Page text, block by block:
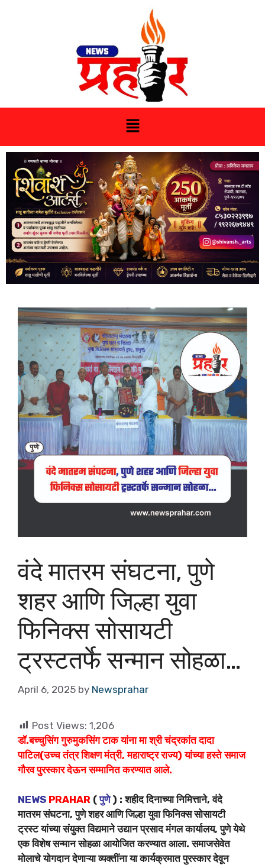
वंदे मातरम संघटना, पुणे
शहर आणि जिल्हा युवा
फिनिक्स सोसायटी
ट्रस्टतर्फे सन्मान सोहळा…
April 6, 2025 by Newsprahar
Post Views: 1,206
डॉ.बच्चुसिंग गुरुमुकसिंग टाक यांना मा श्री चंद्रकांत दादा
पाटिल(उच्च तंत्र शिक्षण मंत्री, महाराष्ट्र राज्य) यांच्या हस्ते समाज
गौरव पुरस्कार देऊन सम्मानित करण्यात आले.
NEWS PRAHAR (पुणे) : शहीद दिनाच्या निमित्ताने, वंदे
मातरम संघटना, पुणे शहर आणि जिल्हा युवा फिनिक्स सोसायटी
ट्रस्ट यांच्या संयुक्त विद्यमाने उद्यान प्रसाद मंगल कार्यालय, पुणे येथे
एक विशेष सन्मान सोहळा आयोजित करण्यात आला. समाजसेवेत
मोलाचे योगदान देणाऱ्या व्यक्तींना या कार्यक्रमात पुरस्कार देवून